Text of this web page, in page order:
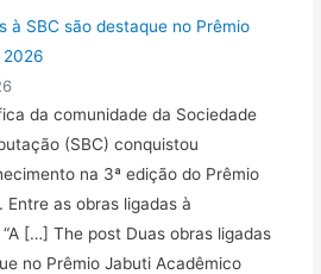
à SBC são destaque no Prêmio
2026
da comunidade da Sociedade
(SBC) conquistou
na 3ª edição do Prêmio
Entre as obras ligadas à
[…] The post Duas obras ligadas
no Prêmio Jabuti Acadêmico